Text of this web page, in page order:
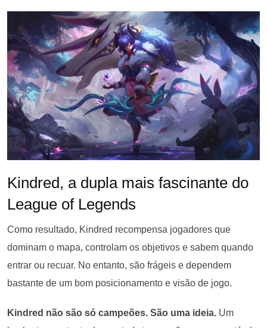
Kindred, a dupla mais fascinante do
League of Legends
Como resultado, Kindred recompensa jogadores que
dominam o mapa, controlam os objetivos e sabem quando
entrar ou recuar. No entanto, são frágeis e dependem
bastante de um bom posicionamento e visão de jogo.
Kindred não são só campeões. São uma ideia. Um